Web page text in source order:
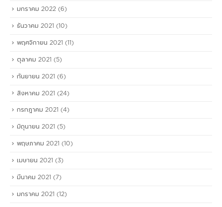
มกราคม 2022 (6)
ธันวาคม 2021 (10)
พฤศจิกายน 2021 (11)
ตุลาคม 2021 (5)
กันยายน 2021 (6)
สิงหาคม 2021 (24)
กรกฎาคม 2021 (4)
มิถุนายน 2021 (5)
พฤษภาคม 2021 (10)
เมษายน 2021 (3)
มีนาคม 2021 (7)
มกราคม 2021 (12)